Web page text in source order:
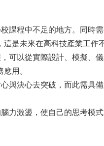
課程中不足的地方。同時
是未來在高科技產業工作
可以從實際設計、模擬、
用。
與決心去突破，而此需具
激盪，使自己的思考模